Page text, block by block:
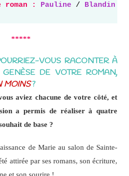
roman : Pauline / Blandine
*****
VOUS RACONTER À
DE VOTRE ROMAN,
MOINS?
aviez chacune de votre côté, et
a permis de réaliser à quatre
de base ?
de Marie au salon de Sainte-
attirée par ses romans, son écriture,
et son sourire !